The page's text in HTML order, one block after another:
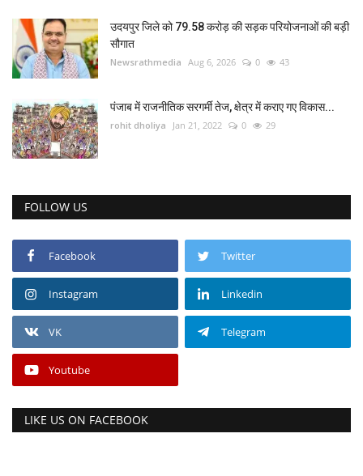
उदयपुर जिले को 79.58 करोड़ की सड़क परियोजनाओं की बड़ी
सौगात
Newsrathmedia Aug 6, 2026 0 43
पंजाब में राजनीतिक सरगर्मी तेज, क्षेत्र में कराए गए विकास...
rohit dholiya Jan 21, 2022 0 29
FOLLOW US
Facebook Twitter
Instagram Linkedin
VK Telegram
Youtube
LIKE US ON FACEBOOK